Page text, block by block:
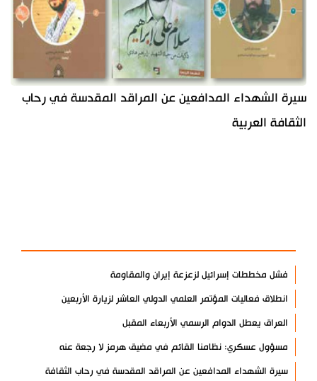
سيرة الشهداء المدافعين عن المراقد المقدسة في رحاب
الثقافة العربية
فشل مخططات إسرائيل لزعزعة إيران والمقاومة
انطلاق فعاليات المؤتمر العلمي الدولي العاشر لزيارة الأربعين
العراق يعطل الدوام الرسمي الأربعاء المقبل
مسؤول عسكري: نظامنا القائم في مضيق هرمز لا رجعة عنه
سيرة الشهداء المدافعين عن المراقد المقدسة في رحاب الثقافة